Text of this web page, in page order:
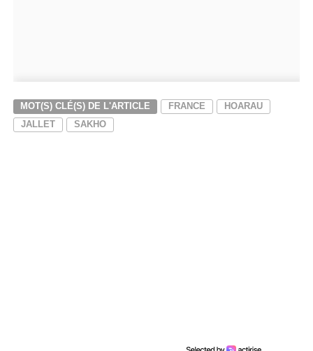
MOT(S) CLÉ(S) DE L'ARTICLE FRANCE
HOARAU
JALLET
SAKHO